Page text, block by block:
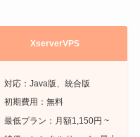
XserverVPS
対応：Java版、統合版
初期費用：無料
最低プラン：月額1,150円 ~